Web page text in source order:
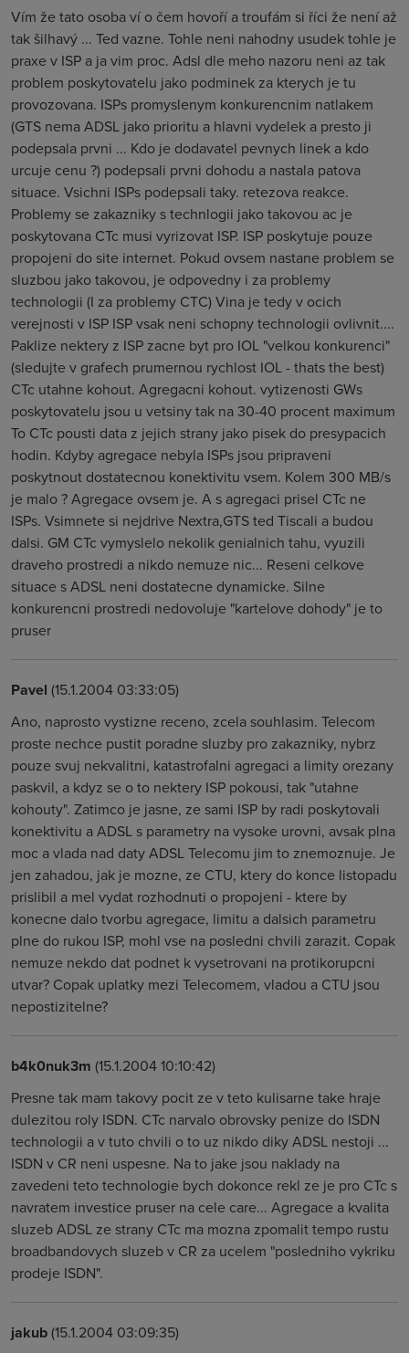
Vím že tato osoba ví o čem hovoří a troufám si říci že není až
tak šilhavý ... Ted vazne. Tohle neni nahodny usudek tohle je
praxe v ISP a ja vim proc. Adsl dle meho nazoru neni az tak
problem poskytovatelu jako podminek za kterych je tu
provozovana. ISPs promyslenym konkurencnim natlakem
(GTS nema ADSL jako prioritu a hlavni vydelek a presto ji
podepsala prvni ... Kdo je dodavatel pevnych linek a kdo
urcuje cenu ?) podepsali prvni dohodu a nastala patova
situace. Vsichni ISPs podepsali taky. retezova reakce.
Problemy se zakazniky s technlogii jako takovou ac je
poskytovana CTc musi vyrizovat ISP. ISP poskytuje pouze
propojeni do site internet. Pokud ovsem nastane problem se
sluzbou jako takovou, je odpovedny i za problemy
technologii (I za problemy CTC) Vina je tedy v ocich
verejnosti v ISP ISP vsak neni schopny technologii ovlivnit....
Paklize nektery z ISP zacne byt pro IOL "velkou konkurenci"
(sledujte v grafech prumernou rychlost IOL - thats the best)
CTc utahne kohout. Agregacni kohout. vytizenosti GWs
poskytovatelu jsou u vetsiny tak na 30-40 procent maximum
To CTc pousti data z jejich strany jako pisek do presypacich
hodin. Kdyby agregace nebyla ISPs jsou pripraveni
poskytnout dostatecnou konektivitu vsem. Kolem 300 MB/s
je malo ? Agregace ovsem je. A s agregaci prisel CTc ne
ISPs. Vsimnete si nejdrive Nextra,GTS ted Tiscali a budou
dalsi. GM CTc vymyslelo nekolik genialnich tahu, vyuzili
draveho prostredi a nikdo nemuze nic... Reseni celkove
situace s ADSL neni dostatecne dynamicke. Silne
konkurencni prostredi nedovoluje "kartelove dohody" je to
pruser
Pavel (15.1.2004 03:33:05)
Ano, naprosto vystizne receno, zcela souhlasim. Telecom
proste nechce pustit poradne sluzby pro zakazniky, nybrz
pouze svuj nekvalitni, katastrofalni agregaci a limity orezany
paskvil, a kdyz se o to nektery ISP pokousi, tak "utahne
kohouty". Zatimco je jasne, ze sami ISP by radi poskytovali
konektivitu a ADSL s parametry na vysoke urovni, avsak plna
moc a vlada nad daty ADSL Telecomu jim to znemoznuje. Je
jen zahadou, jak je mozne, ze CTU, ktery do konce listopadu
prislibil a mel vydat rozhodnuti o propojeni - ktere by
konecne dalo tvorbu agregace, limitu a dalsich parametru
plne do rukou ISP, mohl vse na posledni chvili zarazit. Copak
nemuze nekdo dat podnet k vysetrovani na protikorupcni
utvar? Copak uplatky mezi Telecomem, vladou a CTU jsou
nepostizitelne?
b4k0nuk3m (15.1.2004 10:10:42)
Presne tak mam takovy pocit ze v teto kulisarne take hraje
dulezitou roly ISDN. CTc narvalo obrovsky penize do ISDN
technologii a v tuto chvili o to uz nikdo diky ADSL nestoji ...
ISDN v CR neni uspesne. Na to jake jsou naklady na
zavedeni teto technologie bych dokonce rekl ze je pro CTc s
navratem investice pruser na cele care... Agregace a kvalita
sluzeb ADSL ze strany CTc ma mozna zpomalit tempo rustu
broadbandovych sluzeb v CR za ucelem "posledniho vykriku
prodeje ISDN".
jakub(15.1.2004 03:09:35)